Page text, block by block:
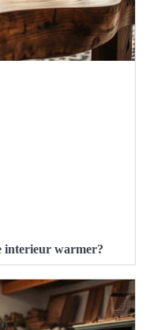
interieur warmer?